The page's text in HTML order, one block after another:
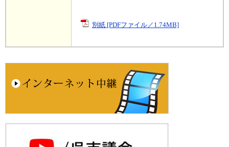
別紙 [PDFファイル／1.74MB]